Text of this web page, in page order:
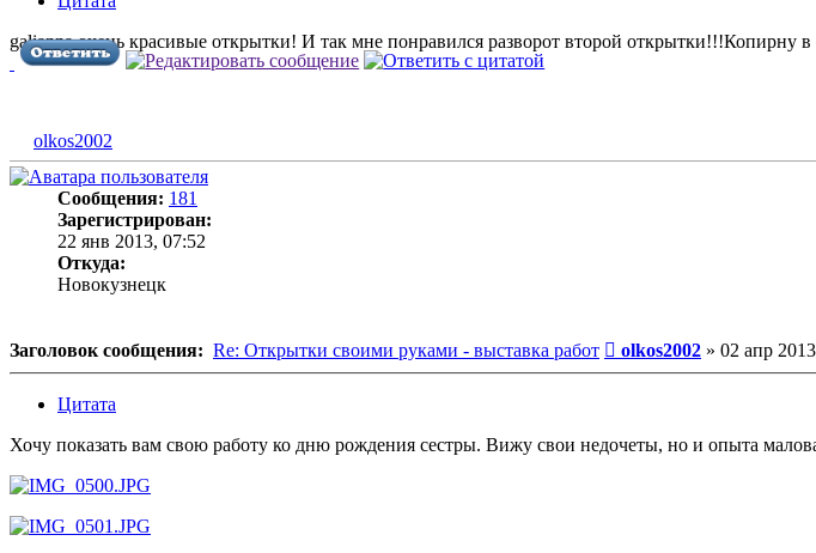
galianna,очень красивые открытки! И так мне понравился разворот второй открытки!!!Копирну
olkos2002
Сообщения: 181
Зарегистрирован:
22 янв 2013, 07:52
Откуда:
Новокузнецк
Заголовок сообщения: Re: Открытки своими руками - выставка работ Сообщение
olkos2002 » 02 апр
Цитата
Хочу показать вам свою работу ко дню рождения сестры. Вижу свои недочеты, но и опыта